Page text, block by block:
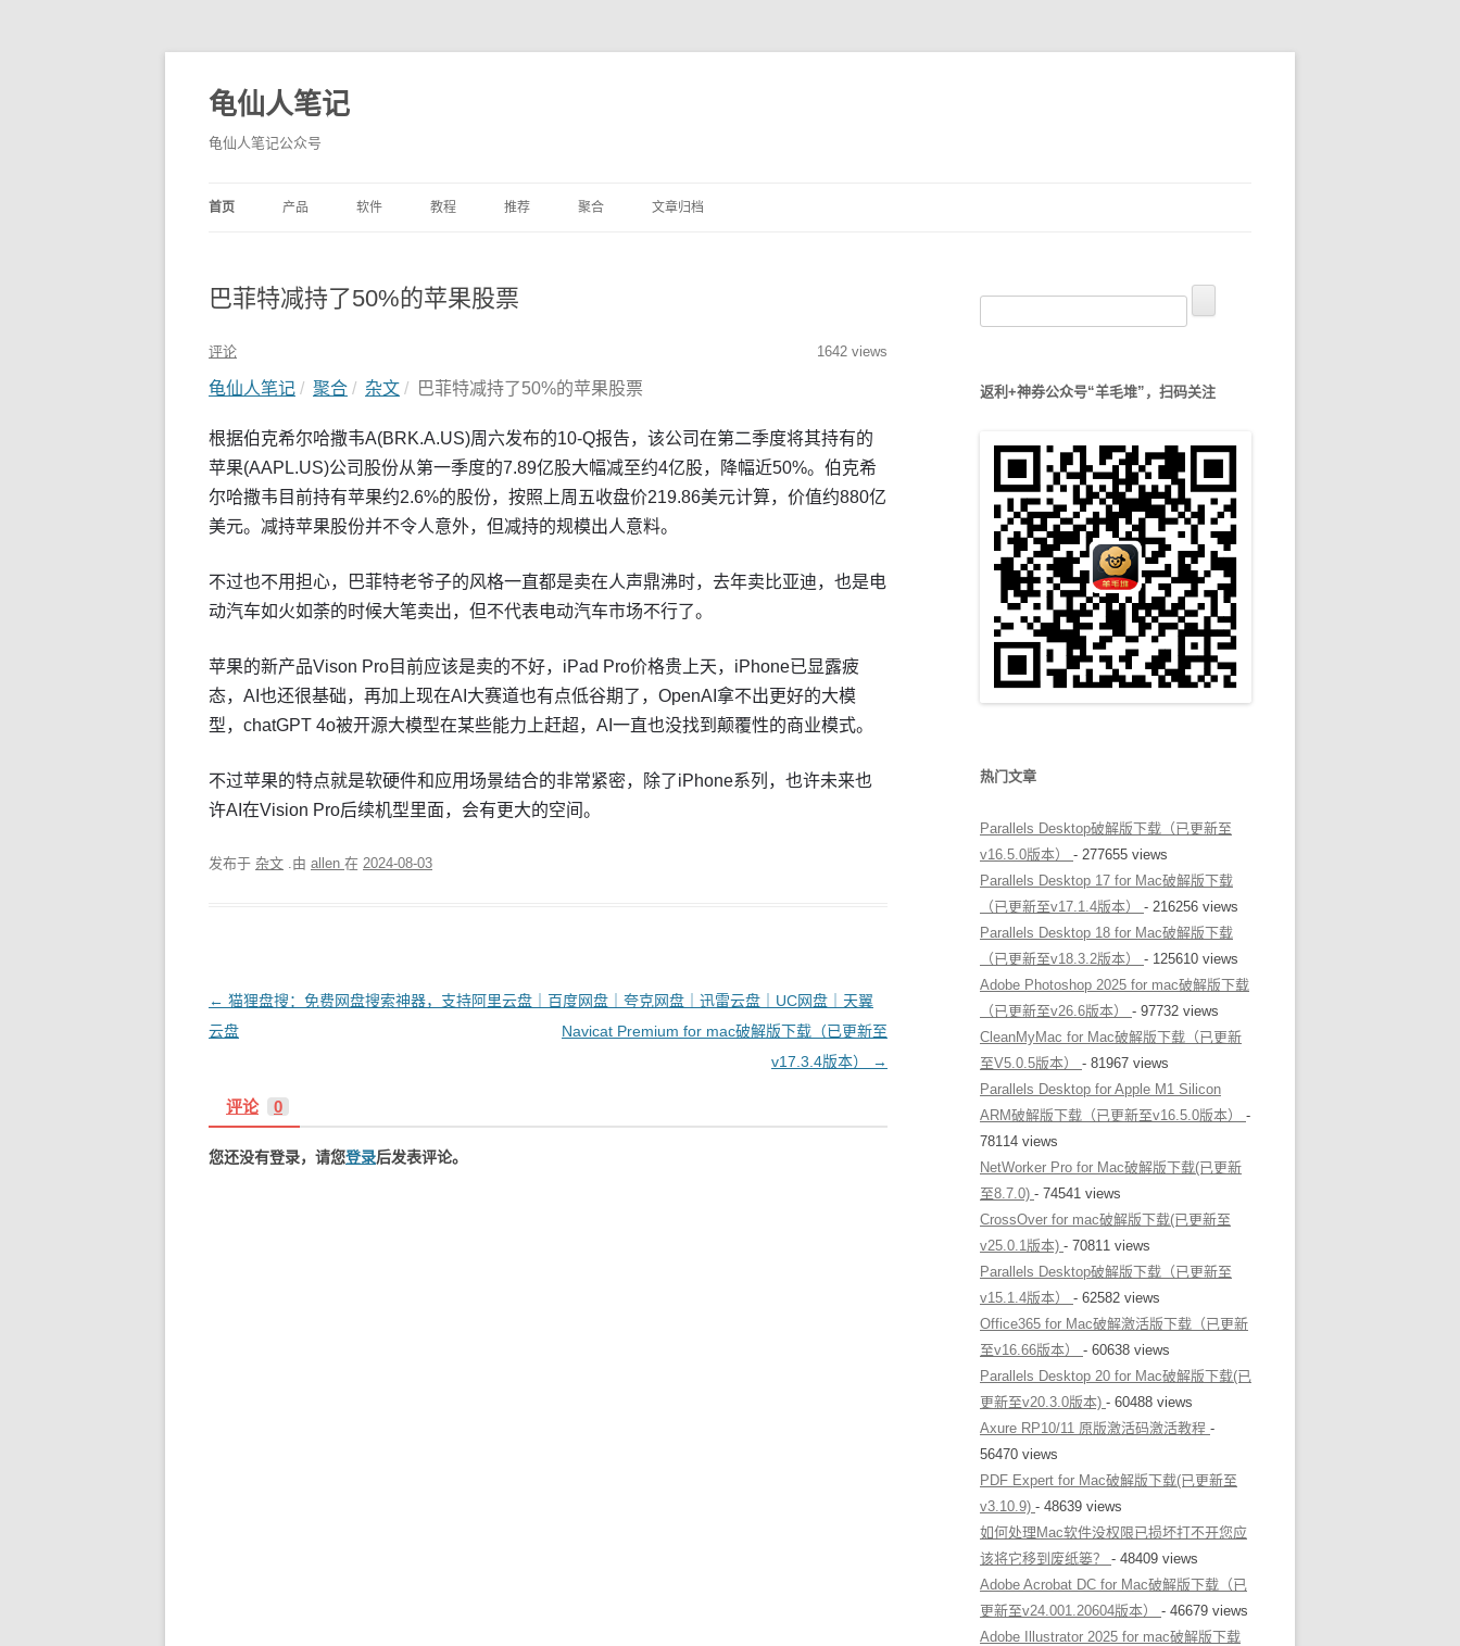
龟仙人笔记
龟仙人笔记公众号
首页 产品 软件 教程 推荐 聚合 文章归档
巴菲特减持了50%的苹果股票
评论 1642 views
龟仙人笔记 聚合 杂文 巴菲特减持了50%的苹果股票
根据伯克希尔哈撒韦A(BRK.A.US)周六发布的10-Q报告，该公司在第二季度将其持有的
苹果(AAPL.US)公司股份从第一季度的7.89亿股大幅减至约4亿股，降幅近50%。伯克希
尔哈撒韦目前持有苹果约2.6%的股份，按照上周五收盘价219.86美元计算，价值约880亿
美元。减持苹果股份并不令人意外，但减持的规模出人意料。
不过也不用担心，巴菲特老爷子的风格一直都是卖在人声鼎沸时，去年卖比亚迪，也是电
动汽车如火如荼的时候大笔卖出，但不代表电动汽车市场不行了。
苹果的新产品Vison Pro目前应该是卖的不好，iPad Pro价格贵上天，iPhone已显露疲
态，AI也还很基础，再加上现在AI大赛道也有点低谷期了，OpenAI拿不出更好的大模
型，chatGPT 4o被开源大模型在某些能力上赶超，AI一直也没找到颠覆性的商业模式。
不过苹果的特点就是软硬件和应用场景结合的非常紧密，除了iPhone系列，也许未来也
许AI在Vision Pro后续机型里面，会有更大的空间。
发布于 杂文 .由 allen 在 2024-08-03
文
章
← 猫狸盘搜：免费网盘搜索神器，支持阿里云盘｜百度网盘｜夸克网盘｜迅雷云盘｜UC网盘｜天翼
云盘
Navicat Premium for mac破解版下载（已更新至
v17.3.4版本）
→
评论 0
您还没有登录，请您登录后发表评论。
搜
索
返利+神券公众号“羊毛堆”，扫码关注
热门文章
Parallels Desktop破解版下载（已更新至
v16.5.0版本） - 277655 views
Parallels Desktop 17 for Mac破解版下载
（已更新至v17.1.4版本） - 216256 views
Parallels Desktop 18 for Mac破解版下载
（已更新至v18.3.2版本） - 125610 views
Adobe Photoshop 2025 for mac破解版下载
（已更新至v26.6版本） - 97732 views
CleanMyMac for Mac破解版下载（已更新
至V5.0.5版本） - 81967 views
Parallels Desktop for Apple M1 Silicon
ARM破解版下载（已更新至v16.5.0版本） -
78114 views
NetWorker Pro for Mac破解版下载(已更新
至8.7.0) - 74541 views
CrossOver for mac破解版下载(已更新至
v25.0.1版本) - 70811 views
Parallels Desktop破解版下载（已更新至
v15.1.4版本） - 62582 views
Office365 for Mac破解激活版下载（已更新
至v16.66版本） - 60638 views
Parallels Desktop 20 for Mac破解版下载(已
更新至v20.3.0版本) - 60488 views
Axure RP10/11 原版激活码激活教程 -
56470 views
PDF Expert for Mac破解版下载(已更新至
v3.10.9) - 48639 views
如何处理Mac软件没权限已损坏打不开您应
该将它移到废纸篓？ - 48409 views
Adobe Acrobat DC for Mac破解版下载（已
更新至v24.001.20604版本） - 46679 views
Adobe Illustrator 2025 for mac破解版下载